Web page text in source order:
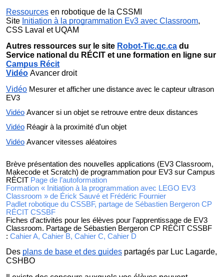
Ressources en robotique de la CSSMI
Site Initiation à la programmation Ev3 avec Classroom,
CSS Laval et UQAM
Autres ressources sur le site Robot-Tic.qc.ca du
Service national du RÉCIT et une formation en ligne sur
Campus Récit
Vidéo Avancer droit
Vidéo Mesurer et afficher une distance avec le capteur ultrason
EV3
Vidéo Avancer si un objet se retrouve entre deux distances
Vidéo Réagir à la proximité d'un objet
Vidéo Avancer vitesses aléatoires
Brève présentation des nouvelles applications (EV3 Classroom,
Makecode et Scratch) de programmation pour EV3 sur Campus
RÉCIT Page de l’autoformation
Formation « Initiation à la programmation avec LEGO EV3
Classroom » de Érick Sauvé et Frédéric Fournier
Padlet robotique du CSSBF, partage de Sébastien Bergeron CP
RÉCIT CSSBF
Fiches d’activités pour les élèves pour l’apprentissage de EV3
Classroom. Partage de Sébastien Bergeron CP RÉCIT CSSBF
: Cahier A, Cahier B, Cahier C, Cahier D
Des plans de base et des guides partagés par Luc Lagarde,
CSHBO